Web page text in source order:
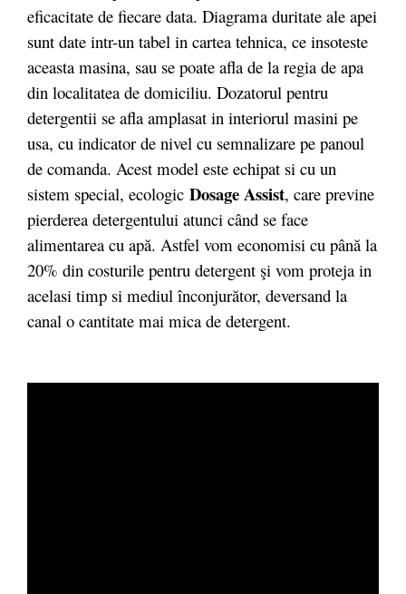
eficacitate de fiecare data. Diagrama duritate ale apei
sunt date intr-un tabel in cartea tehnica, ce insoteste
aceasta masina, sau se poate afla de la regia de apa
din localitatea de domiciliu. Dozatorul pentru
detergentii se afla amplasat in interiorul masini pe
usa, cu indicator de nivel cu semnalizare pe panoul
de comanda. Acest model este echipat si cu un
sistem special, ecologic Dosage Assist, care previne
pierderea detergentului atunci când se face
alimentarea cu apă. Astfel vom economisi cu până la
20% din costurile pentru detergent şi vom proteja in
acelasi timp si mediul înconjurător, deversand la
canal o cantitate mai mica de detergent.